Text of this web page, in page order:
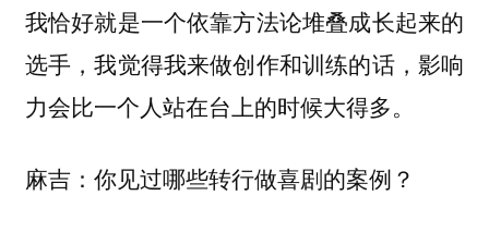
我恰好就是一个依靠方法论堆叠成长起来的
选手，我觉得我来做创作和训练的话，影响
力会比一个人站在台上的时候大得多。
麻吉：你见过哪些转行做喜剧的案例？